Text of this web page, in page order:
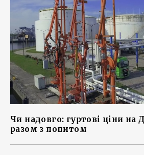
Чи надовго: гуртові ціни на
разом з попитом